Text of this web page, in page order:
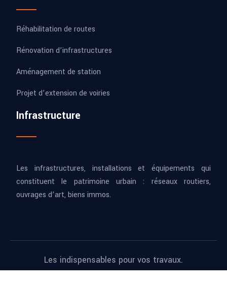
Réhabilitation de routes
Rénovation d’infrastructures
Aménagement de station
Projet d’extension de voiries
Infrastructure
Les infrastructures, installations et équipements qui
constituent le patrimoine urbain : réseaux routiers,
ouvrages d’art, biens immos.
Les indispensables pour vos travaux.